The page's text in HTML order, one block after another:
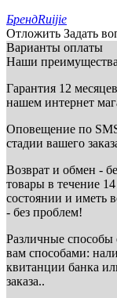
БрендRuijie
Отложить Задать
Варианты оплаты
Наши преимущества
Гарантия 12 месяцев
нашем интернет
Оповещение по
стадии вашего
Возврат и обмен -
товары в течение
состоянии и иметь
- без проблем!
Различные способы
вам способами:
квитанции банка
заказа..